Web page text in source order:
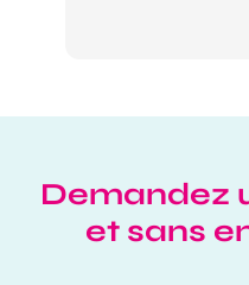
Demandez
et sans